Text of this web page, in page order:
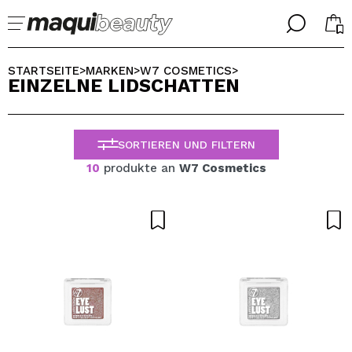
╳
Ich bin bereits #maquilover, ich habe ein Konto
╳
WÄHLE DEINE SPRACHE
ALEMAN
ESPAÑOL
ENGLISH
FRANCES
STARTSEITE>MARKEN>W7 COSMETICS>
EINZELNE LIDSCHATTEN
SORTIEREN UND FILTERN
10 produkte an W7 Cosmetics